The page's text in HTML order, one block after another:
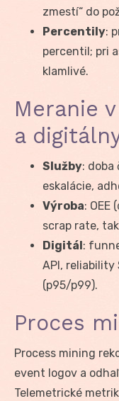
zmestí“ do
Percentily:
percentil; pri
klamlivé.
Meranie
a
Služby: doba
eskalácie,
Výroba: OEE
scrap rate,
Digitál:
API, reliability
(p95/p99).
Proces
Process mining
event logov a
Telemetrické